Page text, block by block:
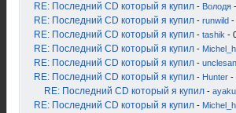
RE: Последний CD который я купил - Володя
RE: Последний CD который я купил - runwild -
RE: Последний CD который я купил - tashik -
RE: Последний CD который я купил -
RE: Последний CD который я купил -
RE: Последний CD который я купил - Hunter -
RE: Последний CD который я купил -
RE: Последний CD который я купил -